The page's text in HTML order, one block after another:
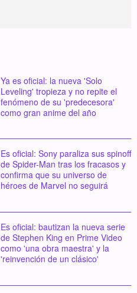
Ya es oficial: la nueva 'Solo
Leveling' tropieza y no repite el
fenómeno de su 'predecesora'
como gran anime del año
Es oficial: Sony paraliza sus spinoff
de Spider-Man tras los fracasos y
confirma que su universo de
héroes de Marvel no seguirá
Es oficial: bautizan la nueva serie
de Stephen King en Prime Video
como 'una obra maestra' y la
'reinvención de un clásico'